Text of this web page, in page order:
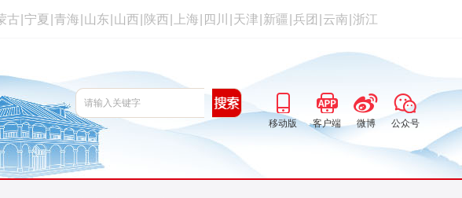
古 宁夏 青海 山东 山西 陕西 上海 四川 天津 新疆 兵团 云南 浙江
移动版 客户端 微博 公众号